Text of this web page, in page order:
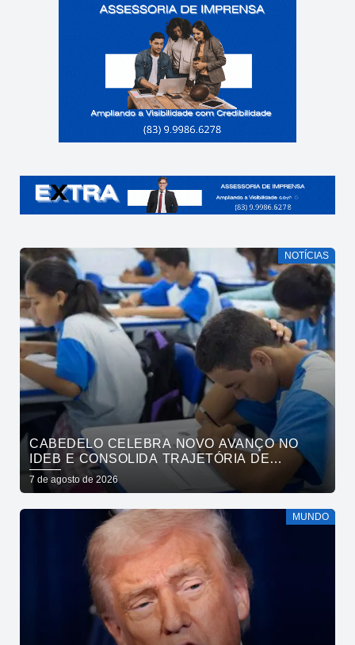
NOTÍCIAS
CABEDELO CELEBRA NOVO AVANÇO NO
IDEB E CONSOLIDA TRAJETÓRIA DE
CRESCIMENTO NA EDUCAÇÃO PÚBLICA
7 de agosto de 2026
MUNDO